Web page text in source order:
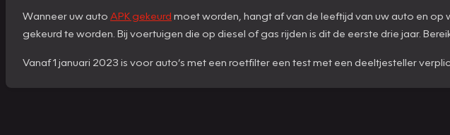
Wanneer uw auto APK gekeurd moet worden, hangt af van de leeftijd van uw auto en op
gekeurd te worden. Bij voertuigen die op diesel of gas rijden is dit de eerste drie jaar.
Vanaf 1 januari 2023 is voor auto’s met een roetfilter een test met een deeltjesteller